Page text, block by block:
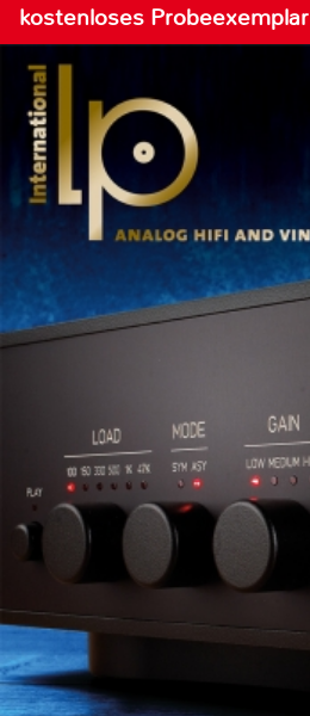
kostenloses Probeexemplar